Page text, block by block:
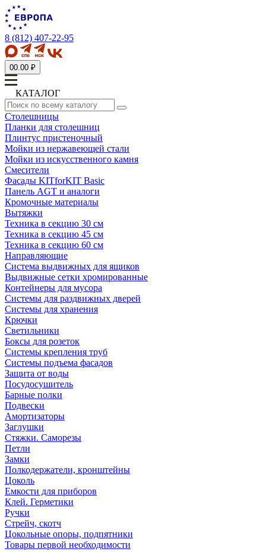
8 (812) 407-22-95
00.00 ₽
КАТАЛОГ
Столешницы
Планки для столешниц
Плинтус пристеночный
Мойки из нержавеющей стали
Мойки из искусственного камня
Смесители
Фасады KITforKIT Basic
Панель AGT и аналоги
Кромочные материалы
Вытяжки
Техника в секцию 30 см
Техника в секцию 45 см
Техника в секцию 60 см
Направляющие
Система выдвижных для ящиков
Выдвижные сетки хромированные
Контейнеры для мусора
Системы для раздвижных дверей
Системы для хранения
Крючки
Светильники
Боксы для розеток
Системы крепления труб
Системы подъема фасадов
Защита от воды
Посудосушитель
Барные полки
Подвески
Амортизаторы
Заглушки
Стяжки. Саморезы
Петли
Замки
Полкодержатели, кронштейны
Цоколь
Емкости для приборов
Клей. Герметики
Ручки
Стрейч, скотч
Цокольные опоры, подпятники
Товары первой необходимости